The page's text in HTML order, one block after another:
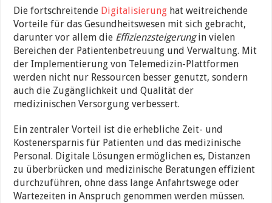
Die fortschreitende Digitalisierung hat weitreichende
Vorteile für das Gesundheitswesen mit sich gebracht,
darunter vor allem die Effizienzsteigerungin vielen
Bereichen der Patientenbetreuung und Verwaltung. Mit
der Implementierung von Telemedizin-Plattformen
werden nicht nur Ressourcen besser genutzt, sondern
auch die Zugänglichkeit und Qualität der
medizinischen Versorgung verbessert.
Ein zentraler Vorteil ist die erhebliche Zeit- und
Kostenersparnis für Patienten und das medizinische
Personal. Digitale Lösungen ermöglichen es, Distanzen
zu überbrücken und medizinische Beratungen effizient
durchzuführen, ohne dass lange Anfahrtswege oder
Wartezeiten in Anspruch genommen werden müssen.